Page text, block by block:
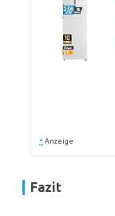
* Anzeige
Fazit